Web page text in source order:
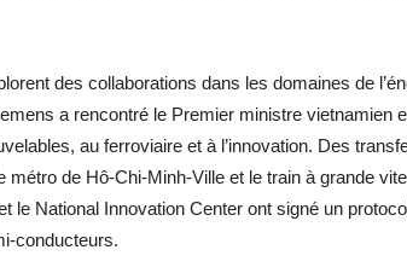
des collaborations dans les domaines de
a rencontré le Premier ministre vietnamien
au ferroviaire et à l’innovation. Des
métro de Hô-Chi-Minh-Ville et le train à grande
le National Innovation Center ont signé un
conducteurs.